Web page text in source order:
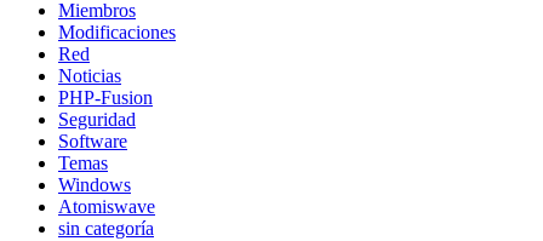
Miembros
Modificaciones
Red
Noticias
PHP-Fusion
Seguridad
Software
Temas
Windows
Atomiswave
sin categoría